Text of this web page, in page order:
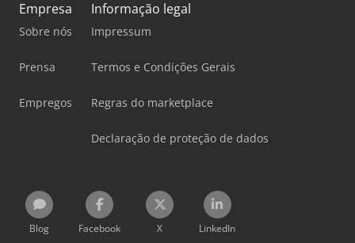
Empresa
Sobre nós
Prensa
Empregos
Informação legal
Impressum
Termos e Condições Gerais
Regras do marketplace
Declaração de proteção de dados
Blog Facebook X LinkedIn